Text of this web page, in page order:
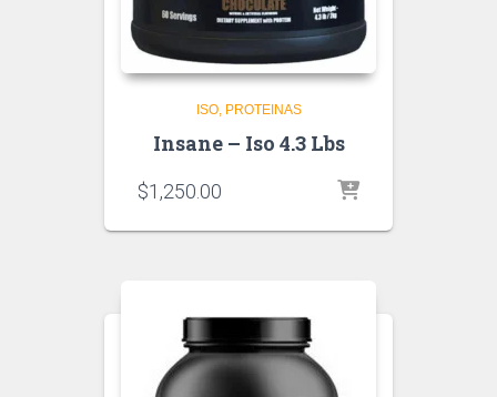
ISO PROTEINAS
Insane – Iso 4.3 Lbs
$1,250.00